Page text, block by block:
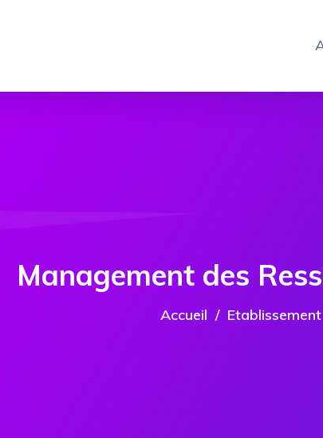
Management des
Accueil Etablissement